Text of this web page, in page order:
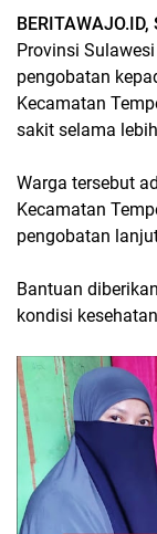
Provinsi
pengobatan
Kecamatan
sakit selama
Warga tersebut
Kecamatan
pengobatan
Bantuan
kondisi